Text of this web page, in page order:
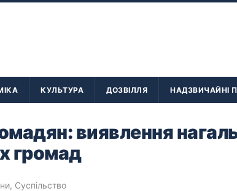
КУЛЬТУРА ДОЗВІЛЛЯ НАДЗВИЧАЙНІ
виявлення
громад
, Суспільство